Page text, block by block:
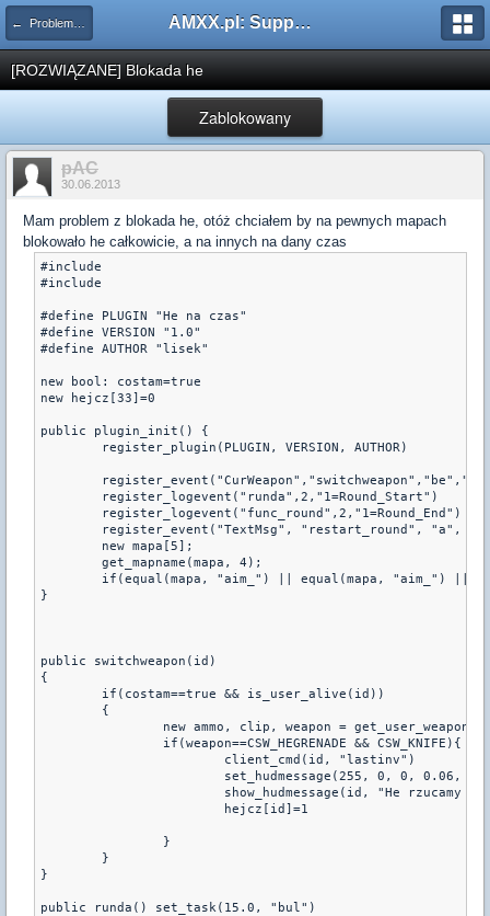
← Problemy z pluginami AMXX.pl: Support AMX Mod X i SourceMod
[ROZWIĄZANE] Blokada he
Zablokowany
pAC
30.06.2013
Mam problem z blokada he, otóż chciałem by na pewnych mapach
blokowało he całkowicie, a na innych na dany czas
#include
#include
#define PLUGIN "He na czas"
#define VERSION "1.0"
#define AUTHOR "lisek"
new bool: costam=true
new hejcz[33]=0
public plugin_init() {
}
public switchweapon(id)
{
}
public runda() set_task(15.0, "bul")